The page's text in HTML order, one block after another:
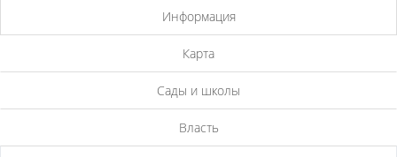
Информация
Карта
Сады и школы
Власть